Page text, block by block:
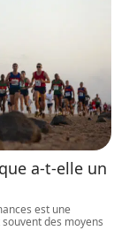
a-t-elle un
est une
des moyens